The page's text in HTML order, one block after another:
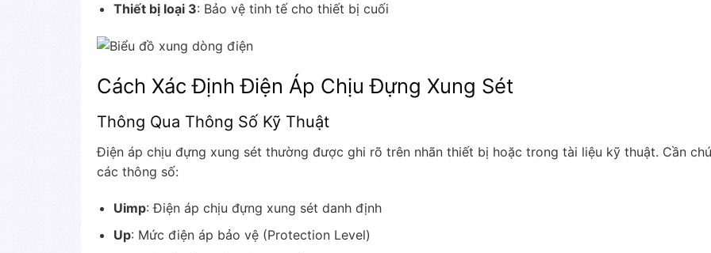
Thiết bị loại 3: Bảo vệ tinh tế cho thiết bị cuối
Cách Xác Định Điện Áp Chịu Đựng Xung Sét
Thông Qua Thông Số Kỹ Thuật
Điện áp chịu đựng xung sét thường được ghi rõ trên nhãn thiết bị hoặc trong tài liệu kỹ thuật. Cần
các thông số:
Uimp: Điện áp chịu đựng xung sét danh định
Up: Mức điện áp bảo vệ (Protection Level)